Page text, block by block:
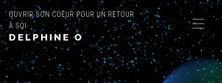
OUVRIR SON COEUR POUR UN RETOUR
À SOI
DELPHINE O